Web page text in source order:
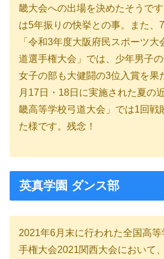
畿大会への出場を決めたそうで
は5年振りの快挙との事。また、
「令和3年度大阪府民スポーツ
道選手権大会」では、少年男子
女子の部も大健闘の3位入賞を果
月17日・18日に実施された夏の
畿高等学校弓道大会」では1回戦
た様です。残念！
英真学園 ダンス部
2021年6月末に行われた全国高
手権大会2021関西大会において